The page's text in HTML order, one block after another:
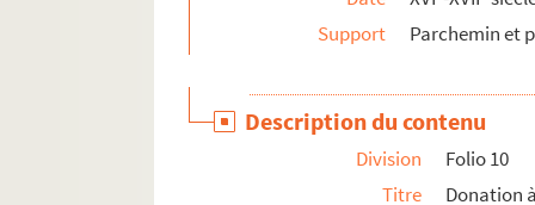
Ms Sael 5047. Livre des recettes et des
Ms Sael 5048. Procès-verbaux des réunions
Ms Sael 5049. Archives du cercle chartrain
Ms Sael 5050. Archives de la Société
Support
Parchemin et
Description du contenu
Division
Folio 10
Titre
Donation